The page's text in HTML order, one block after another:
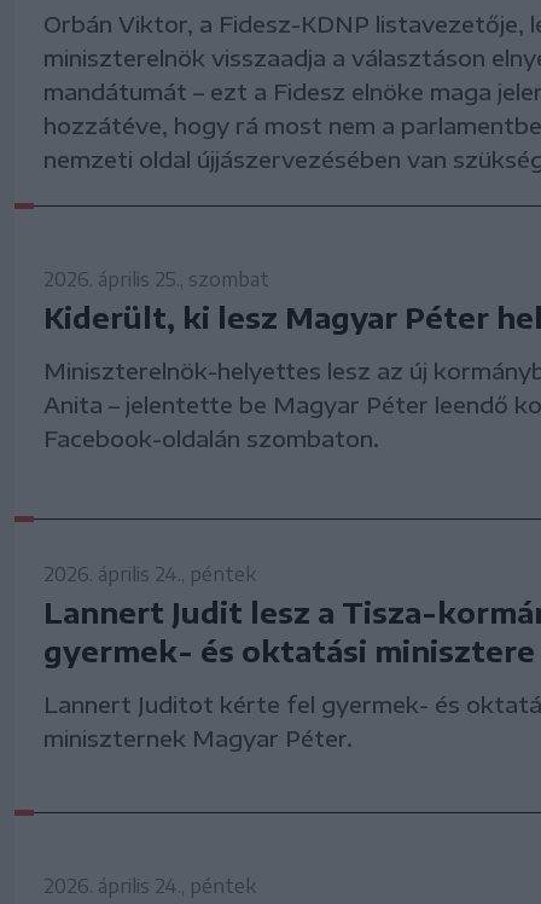
Orbán Viktor, a Fidesz-KDNP listavezetője,
miniszterelnök visszaadja a választáson
mandátumát – ezt a Fidesz elnöke maga
hozzátéve, hogy rá most nem a
nemzeti oldal újjászervezésében van
2026. április 25., szombat
Kiderült, ki lesz Magyar Péter
Miniszterelnök-helyettes lesz az új
Anita – jelentette be Magyar Péter leendő
Facebook-oldalán szombaton.
2026. április 24., péntek
Lannert Judit lesz a Tisza-
gyermek- és oktatási minisztere
Lannert Juditot kérte fel gyermek- és
miniszternek Magyar Péter.
2026. április 24., péntek